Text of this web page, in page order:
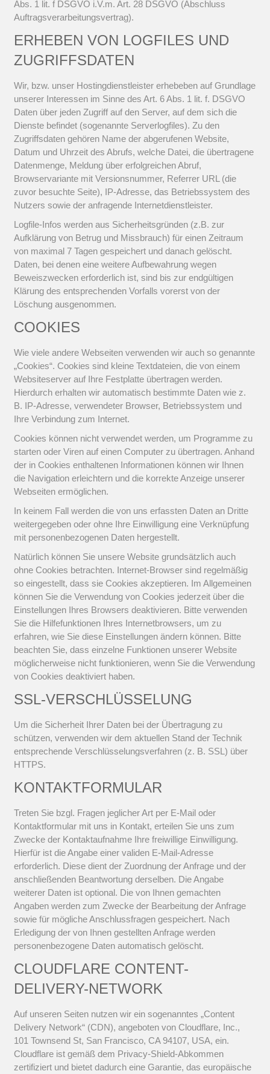
Abs. 1 lit. f DSGVO i.V.m. Art. 28 DSGVO (Abschluss
Auftragsverarbeitungsvertrag).
ERHEBEN VON LOGFILES UND
ZUGRIFFSDATEN
Wir, bzw. unser Hostingdienstleister erhebeben auf Grundlage
unserer Interessen im Sinne des Art. 6 Abs. 1 lit. f. DSGVO
Daten über jeden Zugriff auf den Server, auf dem sich die
Dienste befindet (sogenannte Serverlogfiles). Zu den
Zugriffsdaten gehören Name der abgerufenen Website,
Datum und Uhrzeit des Abrufs, welche Datei, die übertragene
Datenmenge, Meldung über erfolgreichen Abruf,
Browservariante mit Versionsnummer, Referrer URL (die
zuvor besuchte Seite), IP-Adresse, das Betriebssystem des
Nutzers sowie der anfragende Internetdienstleister.
Logfile-Infos werden aus Sicherheitsgründen (z.B. zur
Aufklärung von Betrug und Missbrauch) für einen Zeitraum
von maximal 7 Tagen gespeichert und danach gelöscht.
Daten, bei denen eine weitere Aufbewahrung wegen
Beweiszwecken erforderlich ist, sind bis zur endgültigen
Klärung des entsprechenden Vorfalls vorerst von der
Löschung ausgenommen.
COOKIES
Wie viele andere Webseiten verwenden wir auch so genannte
„Cookies“. Cookies sind kleine Textdateien, die von einem
Websiteserver auf Ihre Festplatte übertragen werden.
Hierdurch erhalten wir automatisch bestimmte Daten wie z.
B. IP-Adresse, verwendeter Browser, Betriebssystem und
Ihre Verbindung zum Internet.
Cookies können nicht verwendet werden, um Programme zu
starten oder Viren auf einen Computer zu übertragen. Anhand
der in Cookies enthaltenen Informationen können wir Ihnen
die Navigation erleichtern und die korrekte Anzeige unserer
Webseiten ermöglichen.
In keinem Fall werden die von uns erfassten Daten an Dritte
weitergegeben oder ohne Ihre Einwilligung eine Verknüpfung
mit personenbezogenen Daten hergestellt.
Natürlich können Sie unsere Website grundsätzlich auch
ohne Cookies betrachten. Internet-Browser sind regelmäßig
so eingestellt, dass sie Cookies akzeptieren. Im Allgemeinen
können Sie die Verwendung von Cookies jederzeit über die
Einstellungen Ihres Browsers deaktivieren. Bitte verwenden
Sie die Hilfefunktionen Ihres Internetbrowsers, um zu
erfahren, wie Sie diese Einstellungen ändern können. Bitte
beachten Sie, dass einzelne Funktionen unserer Website
möglicherweise nicht funktionieren, wenn Sie die Verwendung
von Cookies deaktiviert haben.
SSL-VERSCHLÜSSELUNG
Um die Sicherheit Ihrer Daten bei der Übertragung zu
schützen, verwenden wir dem aktuellen Stand der Technik
entsprechende Verschlüsselungsverfahren (z. B. SSL) über
HTTPS.
KONTAKTFORMULAR
Treten Sie bzgl. Fragen jeglicher Art per E-Mail oder
Kontaktformular mit uns in Kontakt, erteilen Sie uns zum
Zwecke der Kontaktaufnahme Ihre freiwillige Einwilligung.
Hierfür ist die Angabe einer validen E-Mail-Adresse
erforderlich. Diese dient der Zuordnung der Anfrage und der
anschließenden Beantwortung derselben. Die Angabe
weiterer Daten ist optional. Die von Ihnen gemachten
Angaben werden zum Zwecke der Bearbeitung der Anfrage
sowie für mögliche Anschlussfragen gespeichert. Nach
Erledigung der von Ihnen gestellten Anfrage werden
personenbezogene Daten automatisch gelöscht.
CLOUDFLARE CONTENT-
DELIVERY-NETWORK
Auf unseren Seiten nutzen wir ein sogenanntes „Content
Delivery Network“ (CDN), angeboten von Cloudflare, Inc.,
101 Townsend St, San Francisco, CA 94107, USA, ein.
Cloudflare ist gemäß dem Privacy-Shield-Abkommen
zertifiziert und bietet dadurch eine Garantie, das europäische